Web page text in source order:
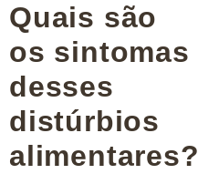
Quais são
os sintomas
desses
distúrbios
alimentares?